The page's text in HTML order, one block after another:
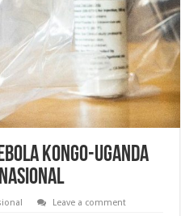
Kongo-Uganda
Leave a comment